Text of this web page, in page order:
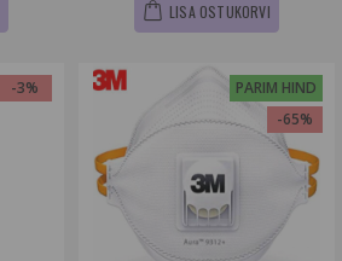
LISA OSTUKORVI
-3%
PARIM HIND
-65%